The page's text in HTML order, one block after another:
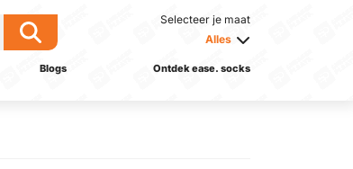
Selecteer je maat
Alles
Blogs Ontdek ease. socks